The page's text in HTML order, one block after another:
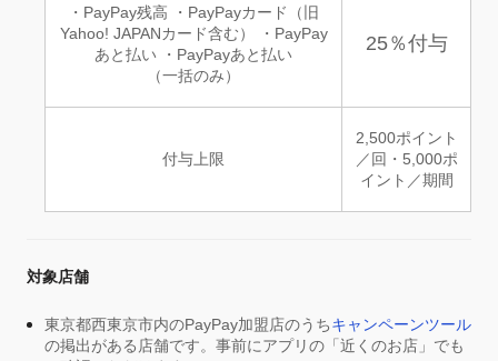
・PayPay残高 ・PayPayカード（旧
Yahoo! JAPANカード含む） ・PayPay
あと払い ・PayPayあと払い
（一括のみ）
25％付与
付与上限
2,500ポイント
／回・5,000ポ
イント／期間
対象店舗
東京都西東京市内のPayPay加盟店のうちキャンペーンツール
の掲出がある店舗です。事前にアプリの「近くのお店」でも